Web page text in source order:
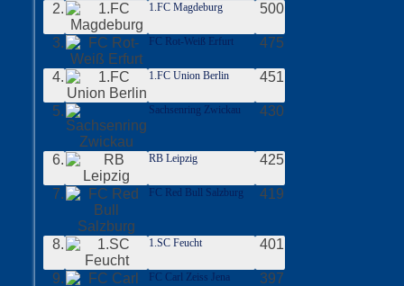
2. 1.FC Magdeburg 500
3. FC Rot-Weiß Erfurt 475
4. 1.FC Union Berlin 451
5. Sachsenring Zwickau 430
6. RB Leipzig 425
7. FC Red Bull Salzburg 419
8. 1.SC Feucht 401
9. FC Carl Zeiss Jena 397